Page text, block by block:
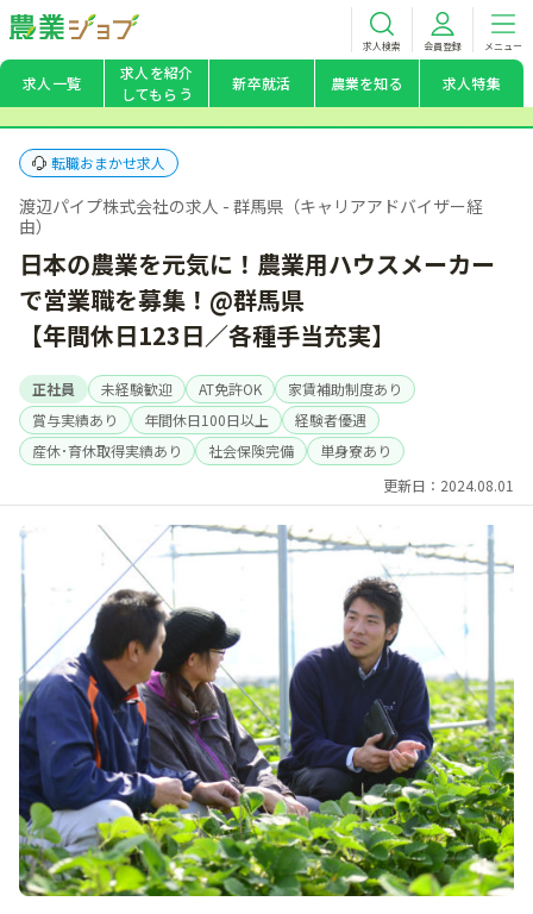
求人検索 会員登録 メニュー
求人一覧
求人を紹介
してもらう
新卒就活 農業を知る 求人特集
転職おまかせ求人
渡辺パイプ株式会社の求人 - 群馬県（キャリアアドバイザー経
由）
日本の農業を元気に！農業用ハウスメーカー
で営業職を募集！@群馬県
【年間休日123日／各種手当充実】
正社員 未経験歓迎 AT免許OK
家賃補助制度あり
賞与実績あり
年間休日100日以上
経験者優遇
産休･育休取得実績あり
社会保険完備
単身寮あり
更新日：2024.08.01